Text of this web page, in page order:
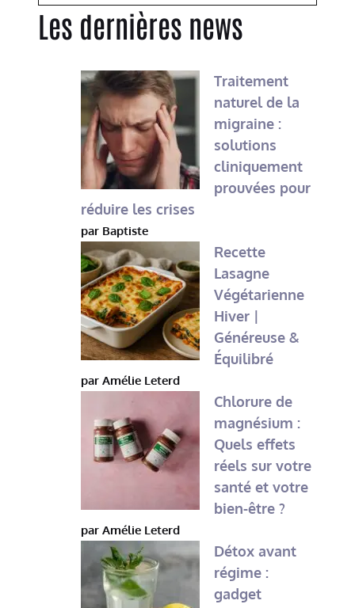
Les dernières news
Traitement
naturel de la
migraine :
solutions
cliniquement
prouvées pour
réduire les crises
par Baptiste
Recette
Lasagne
Végétarienne
Hiver |
Généreuse &
Équilibré
par Amélie Leterd
Chlorure de
magnésium :
Quels effets
réels sur votre
santé et votre
bien-être ?
par Amélie Leterd
Détox avant
régime :
gadget